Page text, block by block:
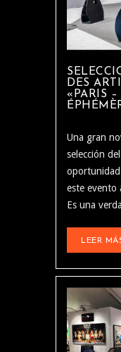
DES
«PARIS
Una gran
selección
este evento
Es una
LEER